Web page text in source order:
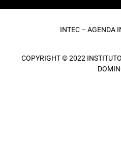
INTEC – AGENDA
COPYRIGHT © 2022